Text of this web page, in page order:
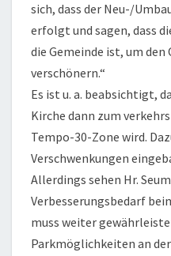
sich, dass der Neu-/
erfolgt und sagen, dass
die Gemeinde ist, um
verschönern.“
Es ist u. a. beabsichtigt,
Kirche dann zum
Tempo-30-Zone wird.
Verschwenkungen
Allerdings sehen Hr.
Verbesserungsbedarf
muss weiter
Parkmöglichkeiten an